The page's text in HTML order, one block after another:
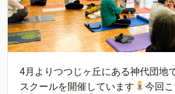
4月よりつつじヶ丘にある神代団地
スクールを開催しています
今回